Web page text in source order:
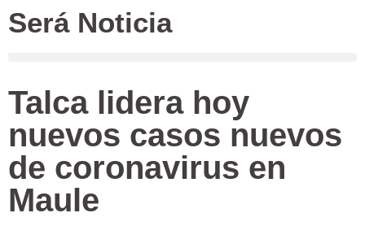
Será Noticia
Talca lidera hoy
nuevos casos nuevos
de coronavirus en
Maule